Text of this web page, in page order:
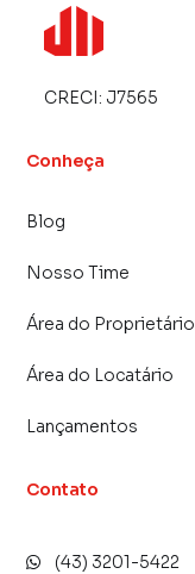
CRECI: J7565
Conheça
Blog
Nosso Time
Área do Proprietário
Área do Locatário
Lançamentos
Contato
(43) 3201-5422